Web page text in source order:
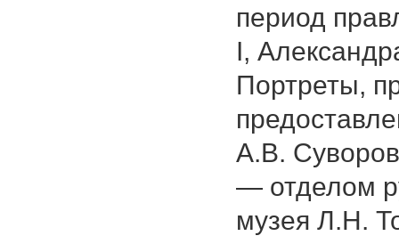
период
I,
Портреты,
А.В.
— отделом
музея Л.Н.